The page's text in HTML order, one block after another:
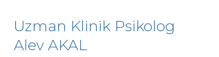
Uzman Klinik Psikolog
Alev AKAL